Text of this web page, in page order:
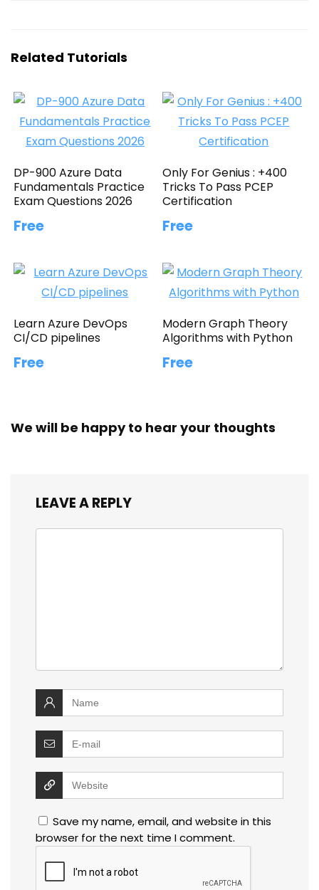
Related Tutorials
DP-900 Azure Data
Fundamentals Practice
Exam Questions 2026
Free
Only For Genius : +400
Tricks To Pass PCEP
Certification
Free
Learn Azure DevOps
CI/CD pipelines
Free
Modern Graph Theory
Algorithms with Python
Free
We will be happy to hear your thoughts
LEAVE A REPLY
Save my name, email, and website in this
browser for the next time I comment.